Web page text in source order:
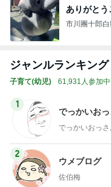
ありがと
市川團十郎
ジャンルランキング
子育て(幼児) 61,931人参加中
1
でっかいお
でっかいおっさ
2
ウメブログ
佐伯梅